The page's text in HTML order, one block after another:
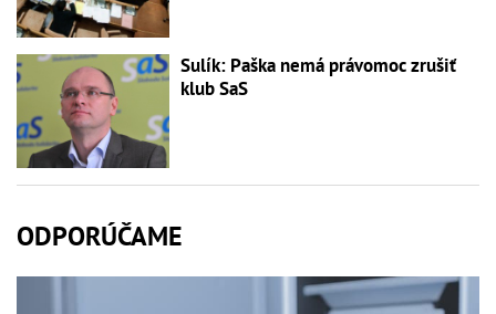
Sulík: Paška nemá právomoc zrušiť
klub SaS
ODPORÚČAME